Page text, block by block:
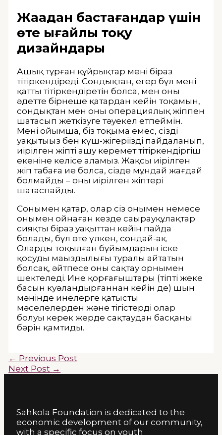
Жаңадан бастағандар үшін
өте ыңғайлы тоқу
дизайндары
Ашық тұрған құйрықтар мені біраз
тітіркендіреді. Сондықтан, егер бұл мені
қатты тітіркендіретін болса, мен оны
әдетте бірнеше қатардан кейін тоқамын,
сондықтан мен оны операциялық жіппен
шатасып жеткізуге тәуекел етпеймін.
Менің ойымша, біз тоқыма емес, сіздің
уақытыңыз бен күш-жігеріңізді пайдаланып,
иірілген жіпті ашу керемет тітіркендіргіш
екеніне келісе аламыз. Жақсы иірілген
жіп табаға ие болса, сізде мұндай жағдай
болмайды – оның иірілген жіптері
шатаспайды.
Сонымен қатар, олар сіз онымен немесе
онымен ойнаған кезде саңырауқұлақтар
сияқты біраз уақыттан кейін пайда
болады, бұл өте үлкен, сондай-ақ.
Олардың тоқылған бұйымдарын іске
қосудың маңыздылығы туралы айтатын
болсақ, әйтпесе оны сақтау орнымен
шектеледі. Ине қорғағыштары (тіпті жеке
басын куәландырғаннан кейін де) шын
мәнінде инелерге қатысты
мәселелерден және тігістерді олар
болуы керек жерде сақтаудан басқаның
бәрін қамтиды.
← Previous Post
Next Post →
Sahkola Foundation is dedicated to the
economic development of our community,
with a specific focus on youth